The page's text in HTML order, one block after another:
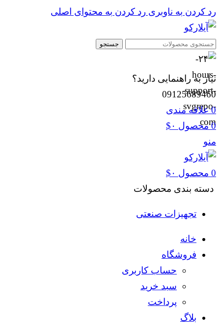
رد کردن به ناوبری رد کردن به محتوای اصلی
جستجو
نیاز به راهنمایی دارید؟
09125689460
0 علاقه مندی
0 محصول $ ۰
منو
0 محصول $ ۰
دسته بندی محصولات
تجهیزات صنعتی
خانه
فروشگاه
حساب کاربری
سبد خرید
پرداخت
بلاگ